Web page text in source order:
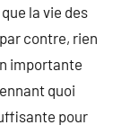
la vie des
contre, rien
importante
quoi
pour